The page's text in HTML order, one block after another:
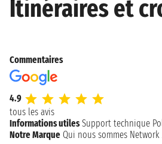
Itinéraires et
Commentaires
4.9
tous les avis
Informations utiles Support technique
Notre Marque Qui nous sommes Network